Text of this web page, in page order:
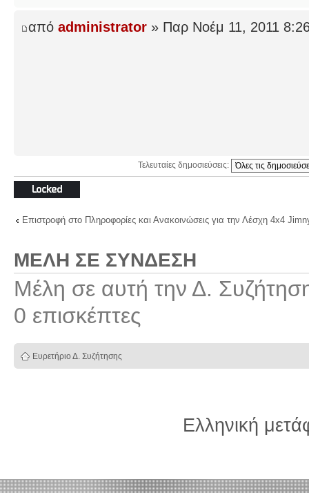
από administrator » Παρ Νοέμ 11, 2011
Τελευταίες δημοσιεύσεις:
Το θέμα
κλειδώθηκε
Επιστροφή στο Πληροφορίες και Ανακοινώσεις για την Λέσχη 4x4
ΜΈΛΗ ΣΕ ΣΎΝΔΕΣΗ
Μέλη σε αυτή την Δ.
0 επισκέπτες
Ευρετήριο Δ. Συζήτησης
Ελληνική